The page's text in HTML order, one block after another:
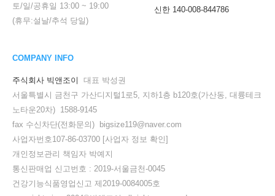
토/일/공휴일 13:00 ~ 19:00
(휴무:설날/추석 당일)
신한 140-008-844786
COMPANY INFO
주식회사 빅앤조이
대표 박성권
서울특별시 금천구 가산디지털1로5, 지하1층 b120호(가산동, 대륭테크
노타운20차) 1588-9145
fax 수신차단(전화문의) bigsize119@naver.com
사업자번호107-86-03700 [사업자 정보 확인]
개인정보관리 책임자 박예지
통신판매업 신고번호 : 2019-서울금천-0045
건강기능식품영업신고 제2019-0084005호